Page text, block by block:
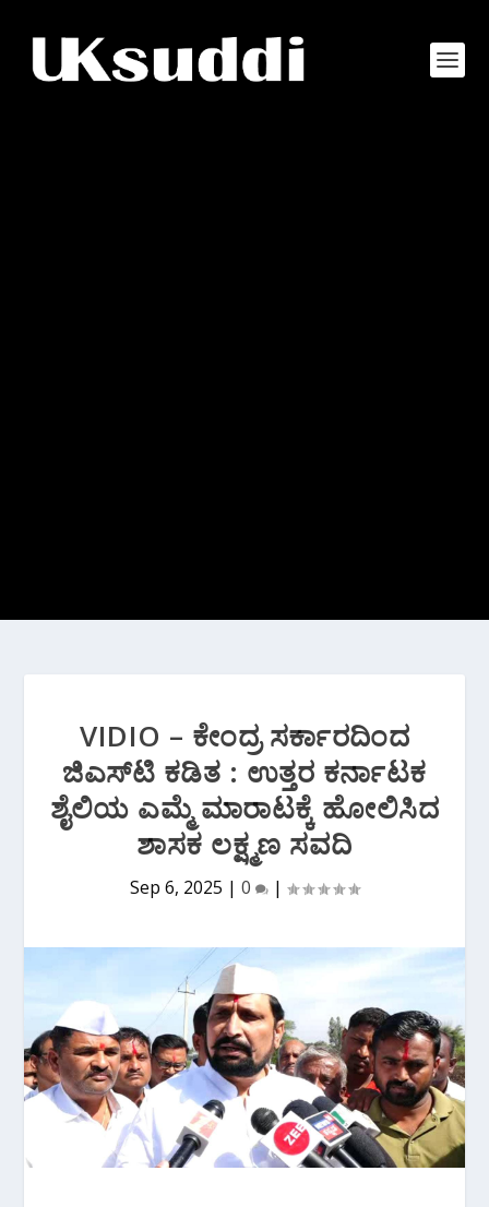
VIDIO – ಕೇಂದ್ರ ಸರ್ಕಾರದಿಂದ
ಜಿಎಸ್‌ಟಿ ಕಡಿತ : ಉತ್ತರ ಕರ್ನಾಟಕ
ಶೈಲಿಯ ಎಮ್ಮೆ ಮಾರಾಟಕ್ಕೆ ಹೋಲಿಸಿದ
ಶಾಸಕ ಲಕ್ಷ್ಮಣ ಸವದಿ
Sep 6, 2025 | 0 |